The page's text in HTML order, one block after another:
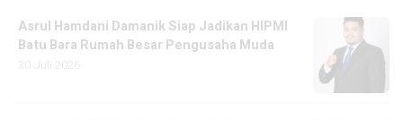
Asrul Hamdani Damanik Siap Jadikan HIPMI
Batu Bara Rumah Besar Pengusaha Muda